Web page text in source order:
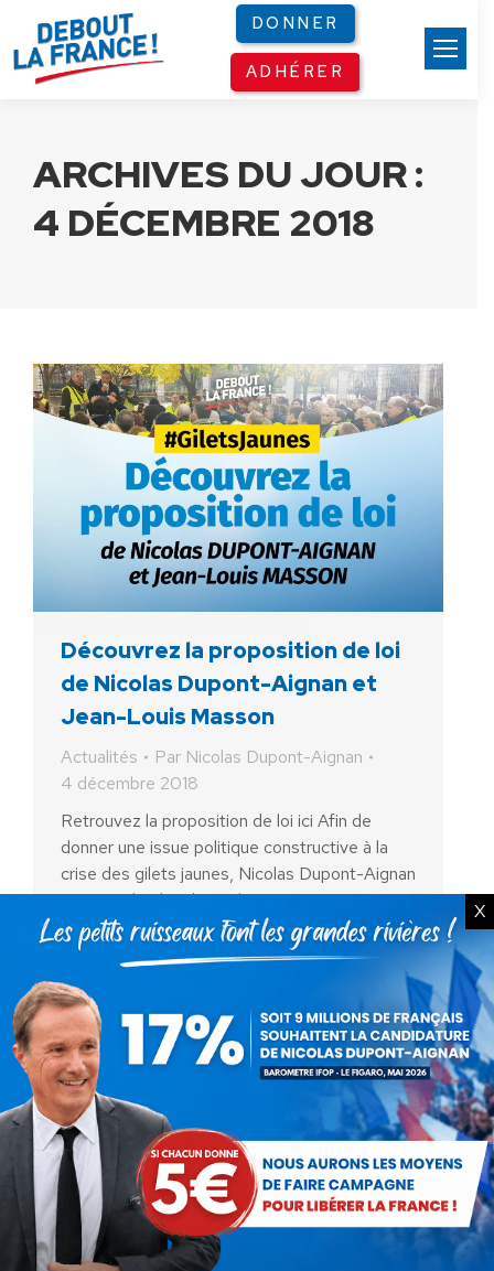
DONNER
ADHÉRER
ARCHIVES DU JOUR :
4 DÉCEMBRE 2018
Découvrez la proposition de loi
de Nicolas Dupont-Aignan et
Jean-Louis Masson
Actualités Par Nicolas Dupont-Aignan
4 décembre 2018
Retrouvez la proposition de loi ici Afin de
donner une issue politique constructive à la
crise des gilets jaunes, Nicolas Dupont-Aignan
a soumis lundi 3 décembre au Premier
Ministre des…
X
Panneau de gestion des cookies